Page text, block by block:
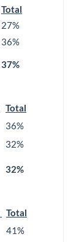
Total
27%
36%
37%
Total
36%
32%
32%
Total
41%